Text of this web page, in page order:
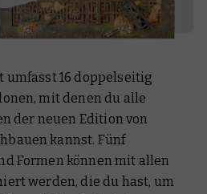
umfasst 16 doppelseitig
mit denen du alle
der neuen Edition von
kannst. Fünf
Formen können mit allen
werden, die du hast, um